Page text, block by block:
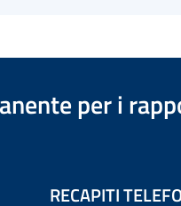
per i
RECAPITI